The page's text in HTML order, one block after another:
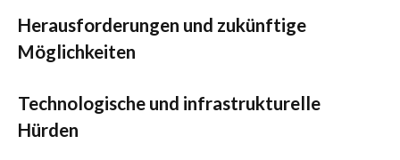
Herausforderungen und zukünftige
Möglichkeiten
Technologische und infrastrukturelle
Hürden